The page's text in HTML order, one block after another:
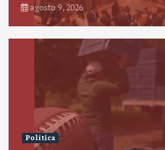
agosto 9, 2026
Política